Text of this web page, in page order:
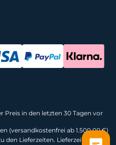
Preis in den letzten 30 Tagen vor
(versandkostenfrei ab 1.500,00 €)
den Lieferzeiten. Lieferzeiten